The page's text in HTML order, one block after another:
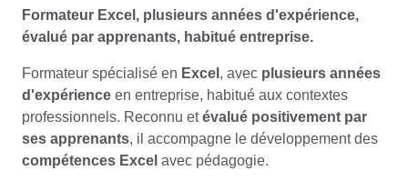
Formateur Excel , plusieurs années d'expérience,
évalué par apprenants, habitué entreprise.
Formateur spécialisé en Excel , avec plusieurs années
d'expérience en entreprise, habitué aux contextes
professionnels. Reconnu etévalué positivement par
ses apprenants, il accompagne le développement des
compétences Excel avec pédagogie.